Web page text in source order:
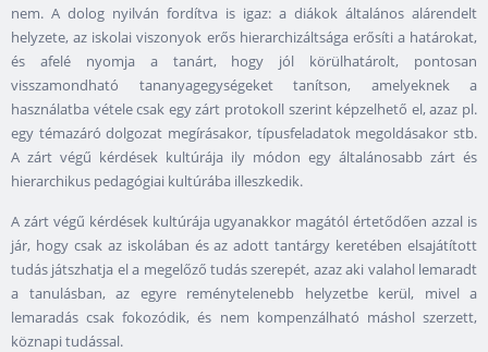
nem. A dolog nyilván fordítva is igaz: a diákok általános alárendelt
helyzete, az iskolai viszonyok erős hierarchizáltsága erősíti a határokat,
és afelé nyomja a tanárt, hogy jól körülhatárolt, pontosan
visszamondható tananyagegységeket tanítson, amelyeknek a
használatba vétele csak egy zárt protokoll szerint képzelhető el, azaz pl.
egy témazáró dolgozat megírásakor, típusfeladatok megoldásakor stb.
A zárt végű kérdések kultúrája ily módon egy általánosabb zárt és
hierarchikus pedagógiai kultúrába illeszkedik.
A zárt végű kérdések kultúrája ugyanakkor magától értetődően azzal is
jár, hogy csak az iskolában és az adott tantárgy keretében elsajátított
tudás játszhatja el a megelőző tudás szerepét, azaz aki valahol lemaradt
a tanulásban, az egyre reménytelenebb helyzetbe kerül, mivel a
lemaradás csak fokozódik, és nem kompenzálható máshol szerzett,
köznapi tudással.